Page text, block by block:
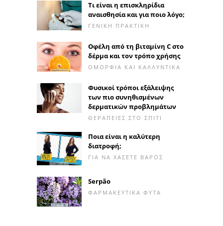
Τι είναι η επισκληρίδια
αναισθησία και για ποιο λόγο;
ΓΕΝΙΚΉ ΠΡΑΚΤΙΚΉ
Οφέλη από τη βιταμίνη C στο
δέρμα και τον τρόπο χρήσης
ΟΜΟΡΦΙΆ ΚΑΙ ΚΑΛΛΥΝΤΙΚΆ
Φυσικοί τρόποι εξάλειψης
των πιο συνηθισμένων
δερματικών προβλημάτων
ΘΕΡΑΠΕΊΕΣ ΣΤΟ ΣΠΊΤΙ
Ποια είναι η καλύτερη
διατροφή;
ΓΙΑ ΝΑ ΧΆΣΕΤΕ ΒΆΡΟΣ
Serpão
ΦΑΡΜΑΚΕΥΤΙΚΆ ΦΥΤΆ